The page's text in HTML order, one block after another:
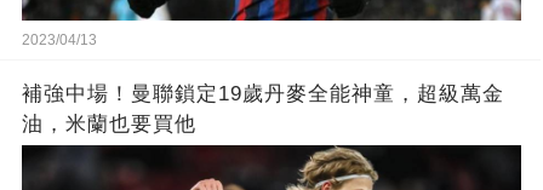
2023/04/13
補強中場！曼聯鎖定19歲丹麥全能神童，超級萬金
油，米蘭也要買他